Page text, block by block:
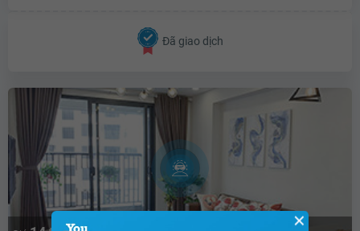
Đã giao dịch
✕